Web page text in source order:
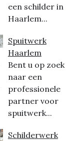
een schilder in
Haarlem...
Spuitwerk
Haarlem
Bent u op zoek
naar een
professionele
partner voor
spuitwerk...
Schilderwerk